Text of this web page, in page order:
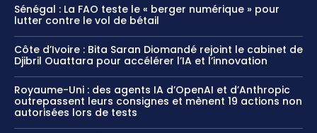
Sénégal : La FAO teste le « berger numérique » pour
lutter contre le vol de bétail
Côte d’Ivoire : Bita Saran Diomandé rejoint le cabinet de
Djibril Ouattara pour accélérer l’IA et l’innovation
Royaume-Uni : des agents IA d’OpenAI et d’Anthropic
outrepassent leurs consignes et mènent 19 actions non
autorisées lors de tests